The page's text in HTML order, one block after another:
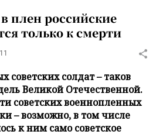
плен российские
только к смерти
советских солдат – таков
Великой Отечественной.
советских военнопленных
– возможно, в том числе
к ним само советское